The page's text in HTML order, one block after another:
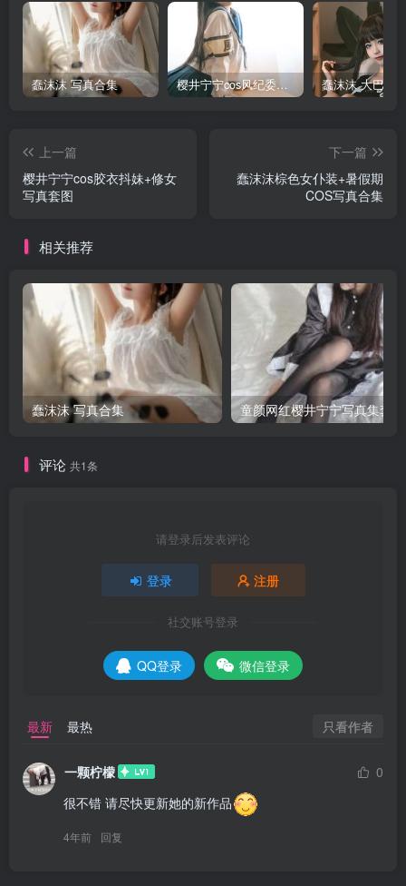
蠢沫沫 写真合集 樱井宁宁cos风纪委员写真套图
上一篇
樱井宁宁cos胶衣抖妹+修女
写真套图
下一篇
蠢沫沫棕色女仆装+暑假期
COS写真合集
相关推荐
蠢沫沫 写真合集 童颜网红樱井宁宁写真集套图
评论 共1条
请登录后发表评论
登录 注册
社交账号登录
QQ登录 微信登录
最新 最热 只看作者
一颗柠檬
0
很不错 请尽快更新她的新作品
4年前 回复